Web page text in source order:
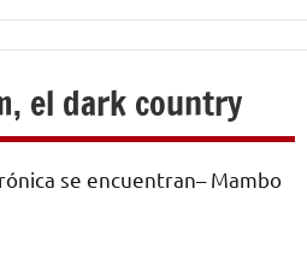
el dark country
se encuentran– Mambo